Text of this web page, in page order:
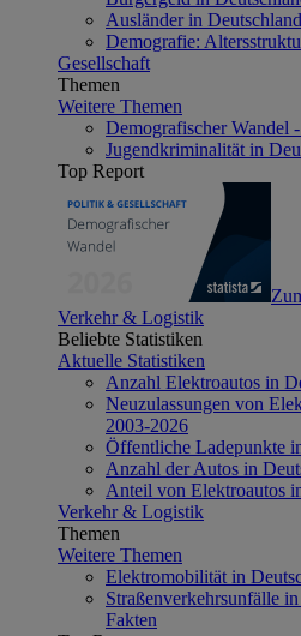
Ausländer in
Demografie:
Gesellschaft
Themen
Weitere Themen
Demografischer Wandel
Jugendkriminalität in
Top Report
Verkehr & Logistik
Beliebte Statistiken
Aktuelle Statistiken
Anzahl Elektroautos in
Neuzulassungen von
2003-2026
Öffentliche Ladepunkte
Anzahl der Autos in
Anteil von Elektroautos
Verkehr & Logistik
Themen
Weitere Themen
Elektromobilität in
Straßenverkehrsunfälle
Fakten